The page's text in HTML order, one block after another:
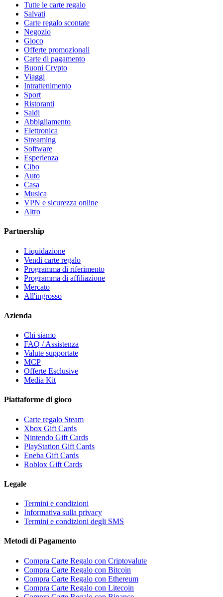
Tutte le carte regalo
Salvati
Carte regalo scontate
Negozio
Gioco
Offerte promozionali
Carte di pagamento
Buoni Crypto
Viaggi
Intrattenimento
Sport
Ristoranti
Saldi
Abbigliamento
Elettronica
Streaming
Software
Esperienza
Cibo
Auto
Casa
Musica
VPN e sicurezza online
Altro
Partnership
Liquidazione
Vendi carte regalo
Programma di riferimento
Programma di affiliazione
Mercato
All'ingrosso
Azienda
Chi siamo
FAQ / Assistenza
Valute supportate
MCP
Offerte Esclusive
Media Kit
Piattaforme di gioco
Carte regalo Steam
Xbox Gift Cards
Nintendo Gift Cards
PlayStation Gift Cards
Eneba Gift Cards
Roblox Gift Cards
Legale
Termini e condizioni
Informativa sulla privacy
Termini e condizioni degli SMS
Metodi di Pagamento
Compra Carte Regalo con Criptovalute
Compra Carte Regalo con Bitcoin
Compra Carte Regalo con Ethereum
Compra Carte Regalo con Litecoin